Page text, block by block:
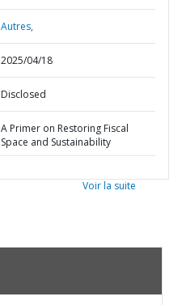
Autres,
2025/04/18
Disclosed
A Primer on Restoring Fiscal
Space and Sustainability
Voir la suite